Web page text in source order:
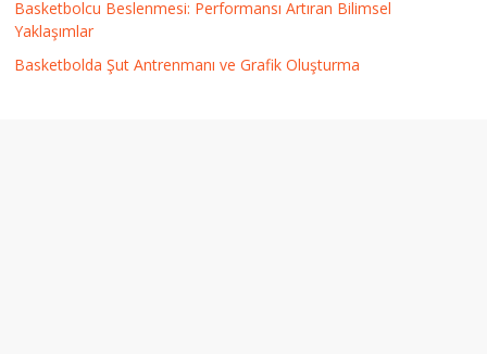
Basketbolcu Beslenmesi: Performansı Artıran Bilimsel
Yaklaşımlar
Basketbolda Şut Antrenmanı ve Grafik Oluşturma